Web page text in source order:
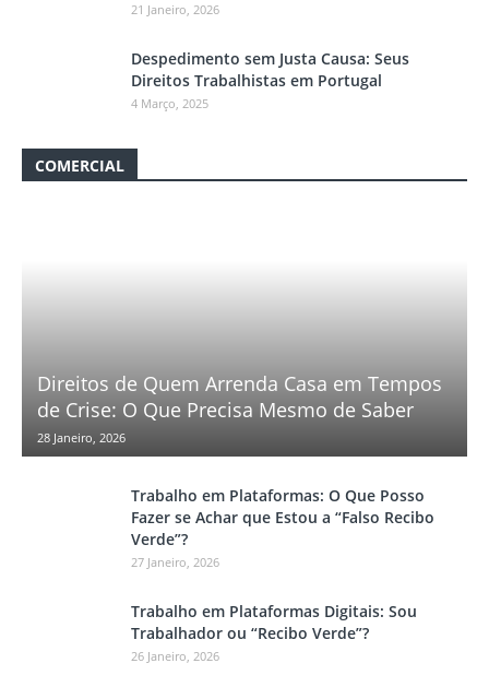
21 Janeiro, 2026
Despedimento sem Justa Causa: Seus
Direitos Trabalhistas em Portugal
4 Março, 2025
COMERCIAL
Direitos de Quem Arrenda Casa em Tempos
de Crise: O Que Precisa Mesmo de Saber
28 Janeiro, 2026
Trabalho em Plataformas: O Que Posso
Fazer se Achar que Estou a “Falso Recibo
Verde”?
27 Janeiro, 2026
Trabalho em Plataformas Digitais: Sou
Trabalhador ou “Recibo Verde”?
26 Janeiro, 2026